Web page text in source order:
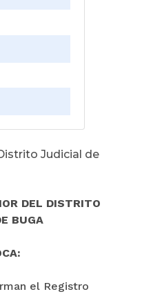
Judicial de
DEL DISTRITO
BUGA
el Registro